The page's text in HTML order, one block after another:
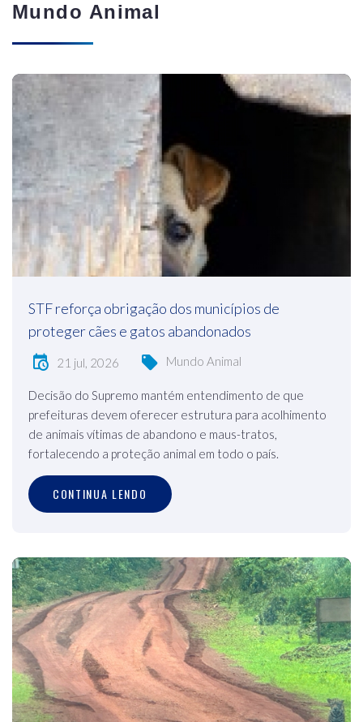
Mundo Animal
STF reforça obrigação dos municípios de
proteger cães e gatos abandonados
21 jul, 2026 Mundo Animal
Decisão do Supremo mantém entendimento de que
prefeituras devem oferecer estrutura para acolhimento
de animais vítimas de abandono e maus-tratos,
fortalecendo a proteção animal em todo o país.
CONTINUA LENDO